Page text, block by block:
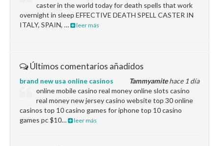
caster in the world today for death spells that work
overnight in sleep EFFECTIVE DEATH SPELL CASTER IN
ITALY, SPAIN, …
leer más
Últimos comentarios añadidos
Tammyamitehace 1 día
brand new usa online casinos
online mobile casino real money online slots casino
real money new jersey casino website top 30 online
casinos top 10 casino games for iphone top 10 casino
games pc $10…
leer más